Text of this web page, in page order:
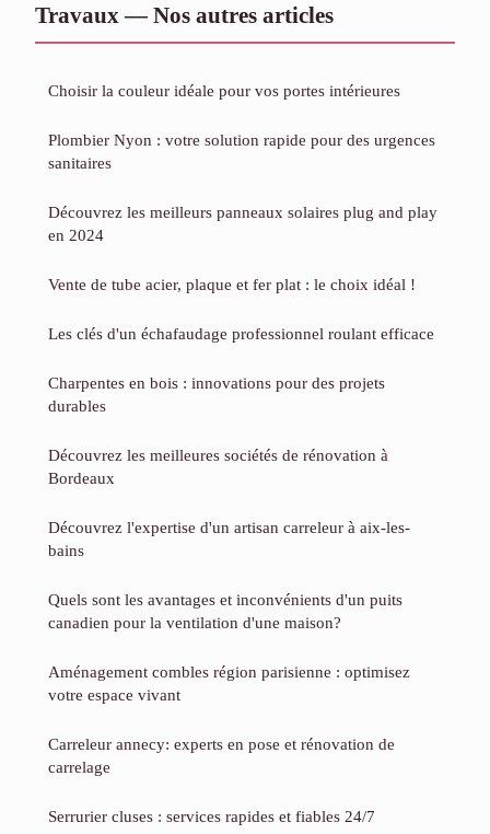
Travaux — Nos autres articles
Choisir la couleur idéale pour vos portes intérieures
Plombier Nyon : votre solution rapide pour des urgences
sanitaires
Découvrez les meilleurs panneaux solaires plug and play
en 2024
Vente de tube acier, plaque et fer plat : le choix idéal !
Les clés d'un échafaudage professionnel roulant efficace
Charpentes en bois : innovations pour des projets
durables
Découvrez les meilleures sociétés de rénovation à
Bordeaux
Découvrez l'expertise d'un artisan carreleur à aix-les-
bains
Quels sont les avantages et inconvénients d'un puits
canadien pour la ventilation d'une maison?
Aménagement combles région parisienne : optimisez
votre espace vivant
Carreleur annecy: experts en pose et rénovation de
carrelage
Serrurier cluses : services rapides et fiables 24/7